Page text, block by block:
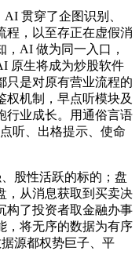
贯穿了企图识别、
程，以至存正在虚假消
AI 做为同一入口，
原生将成为炒股软件
只是对原有营业流程的
权机制，早点听模块及
行业成长。用通俗言语
听、出格提示、使命
股性活跃的标的；盘
，从消息获取到买卖决
构了投资者取金融办事
，将无序的数据为有序
源都权势巨子、平